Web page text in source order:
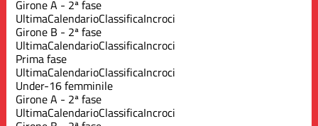
Girone A - 2ª fase
UltimaCalendarioClassificaIncroci
Girone B - 2ª fase
UltimaCalendarioClassificaIncroci
Prima fase
UltimaCalendarioClassificaIncroci
Under-16 femminile
Girone A - 2ª fase
UltimaCalendarioClassificaIncroci